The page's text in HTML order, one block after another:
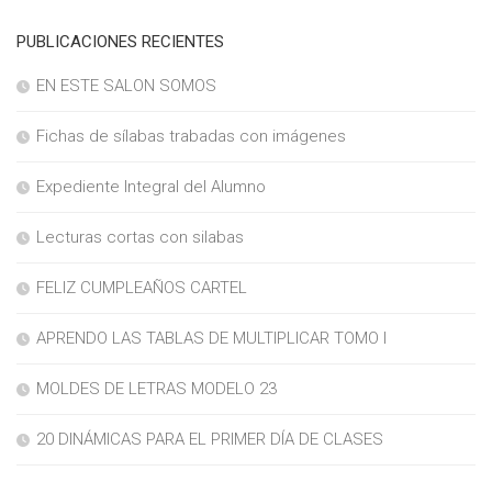
PUBLICACIONES RECIENTES
EN ESTE SALON SOMOS
Fichas de sílabas trabadas con imágenes
Expediente Integral del Alumno
Lecturas cortas con silabas
FELIZ CUMPLEAÑOS CARTEL
APRENDO LAS TABLAS DE MULTIPLICAR TOMO I
MOLDES DE LETRAS MODELO 23
20 DINÁMICAS PARA EL PRIMER DÍA DE CLASES